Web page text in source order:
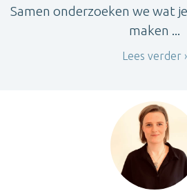
Samen onderzoeken we wat
maken ...
Lees verder